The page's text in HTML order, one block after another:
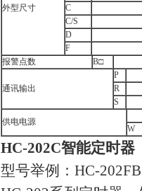
外型尺寸
C
C/S
D
F
报警点数
B□
通讯输出
P
R
S
供电电源
W
HC-202C智能定时器
型号举例：HC-